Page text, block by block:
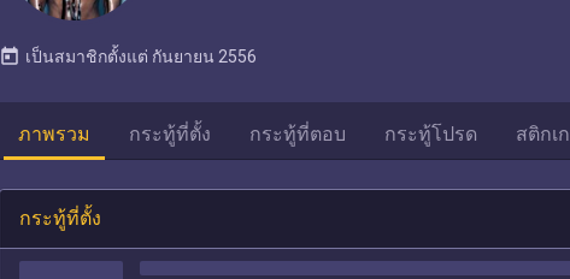
today เป็นสมาชิกตั้งแต่ กันยายน 2556
ภาพรวม กระทู้ที่ตั้ง กระทู้ที่ตอบ กระทู้โปรด สติกเ
กระทู้ที่ตั้ง